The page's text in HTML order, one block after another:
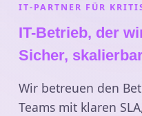
IT-PARTNER FÜR
IT-Betrieb, der
Sicher,
Wir betreuen den
Teams mit klaren